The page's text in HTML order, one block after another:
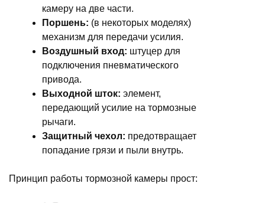
камеру на две части.
Поршень: (в некоторых моделях)
механизм для передачи усилия.
Воздушный вход: штуцер для
подключения пневматического
привода.
Выходной шток: элемент,
передающий усилие на тормозные
рычаги.
Защитный чехол: предотвращает
попадание грязи и пыли внутрь.
Принцип работы тормозной камеры прост: